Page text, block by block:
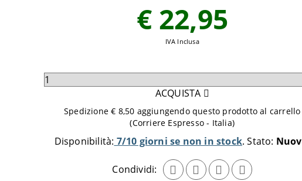
Disponibilità: 7/10 giorni se non in stock Stato:
Condividi:
€ 22,95
IVA Inclusa
Seleziona
aggiungere
carrello
ACQUISTA
Spedizione € 8,50 aggiungendo questo prodotto al carrello
(Corriere Espresso - Italia)